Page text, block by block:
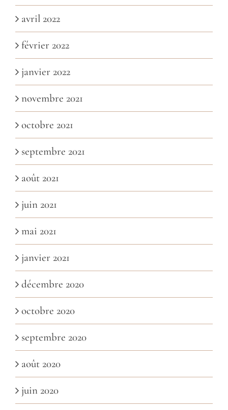
avril 2022
février 2022
janvier 2022
novembre 2021
octobre 2021
septembre 2021
août 2021
juin 2021
mai 2021
janvier 2021
décembre 2020
octobre 2020
septembre 2020
août 2020
juin 2020